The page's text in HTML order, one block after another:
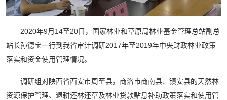
2020年9月14至20日，国家林业和草原局林业基金管理总站副总
站长孙德宝一行到我省审计调研2017年至2019年中央财政林业政策
落实和资金使用管理情况。
调研组对陕西省西安市周至县，商洛市商南县、镇安县的天然林
资源保护管理、退耕还林还草及林业贷款贴息补助政策落实和使用管